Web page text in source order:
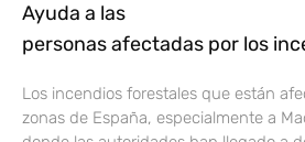
Ayuda a las
personas afectadas por los
Los incendios forestales que están
zonas de España, especialmente a